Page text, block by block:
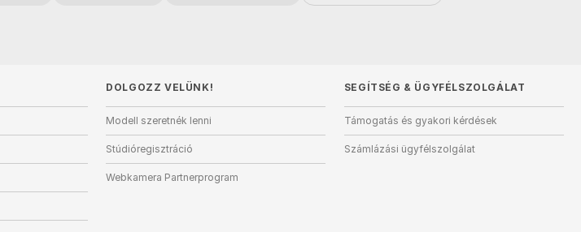
DOLGOZZ VELÜNK!
Modell szeretnék lenni
Stúdióregisztráció
Webkamera Partnerprogram
SEGÍTSÉG & ÜGYFÉLSZOLGÁLAT
Támogatás és gyakori kérdések
Számlázási ügyfélszolgálat